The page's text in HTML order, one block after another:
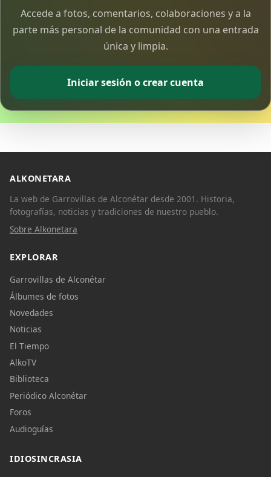
Accede a fotos, comentarios, colaboraciones y a la
parte más personal de la comunidad con una entrada
única y limpia.
Iniciar sesión o crear cuenta
Comparte
Compartir en Facebook
Compartir en Twitter
Copiar enlace
ALKONETARA
La web de Garrovillas de Alconétar desde 2001. Historia,
fotografías, noticias y tradiciones de nuestro pueblo.
Sobre Alkonetara
EXPLORAR
Garrovillas de Alconétar
Álbumes de fotos
Novedades
Noticias
El Tiempo
AlkoTV
Biblioteca
Periódico Alconétar
Foros
Audioguías
IDIOSINCRASIA